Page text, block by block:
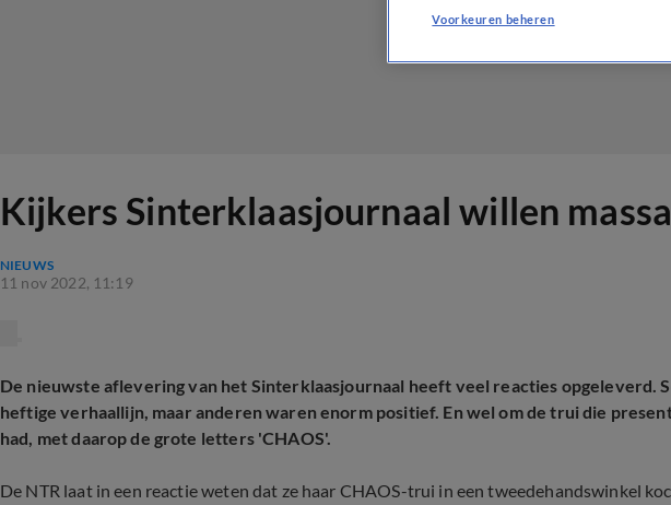
Kijkers Sinterklaasjournaal willen
NIEUWS
11 nov 2022, 11:19
De nieuwste aflevering van het Sinterklaasjournaal heeft veel reacties opgeleverd.
heftige verhaallijn, maar anderen waren enorm positief. En wel om de trui die
had, met daarop de grote letters 'CHAOS'.
De NTR laat in een reactie weten dat ze haar CHAOS-trui in een tweedehandswinkel
Voorkeuren beheren